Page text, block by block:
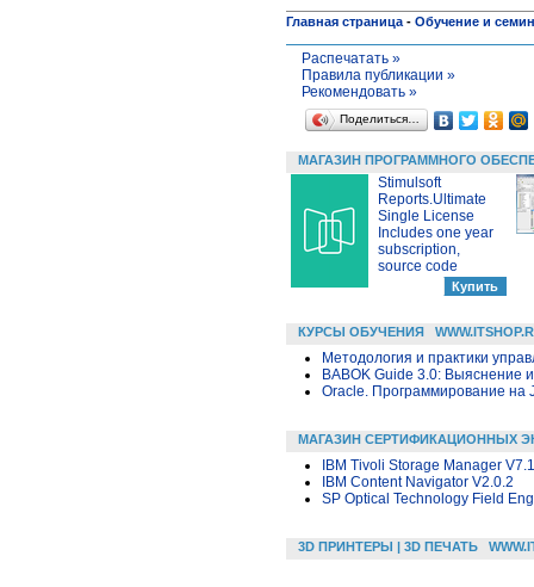
Главная страница - Обучение и
Распечатать »
Правила публикации »
Рекомендовать »
Поделиться…
МАГАЗИН ПРОГРАММНОГО
Stimulsoft
Reports.Ultimate
Single License
Includes one year
subscription,
source code
КУРСЫ ОБУЧЕНИЯ
Методология и практики
BABOK Guide 3.0: Выяснение
Oracle. Программирование на
МАГАЗИН СЕРТИФИКАЦИОННЫХ
IBM Tivoli Storage Manager
IBM Content Navigator V2.0.2
SP Optical Technology Field
3D ПРИНТЕРЫ | 3D ПЕЧАТЬ